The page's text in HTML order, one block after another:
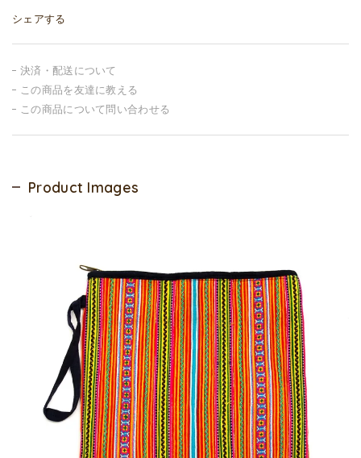
シェアする
決済・配送について
この商品を友達に教える
この商品について問い合わせる
Product Images